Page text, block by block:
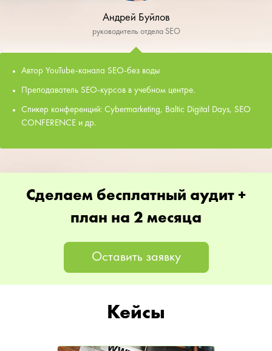
Андрей Буйлов
руководитель отдела SEO
Автор YouTube-канала SEO-без воды
Преподаватель SEO-курсов в учебном центре.
Спикер конференций: Cybermarketing, Baltic Digital Days, SEO
CONFERENCE и др.
Сделаем бесплатный аудит +
план на 2 месяца
Оставить заявку
Кейсы